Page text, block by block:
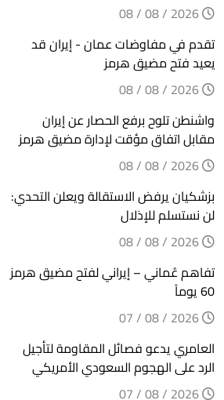
تقدم في مفاوضات عمان - إيران قد
يعيد فتح مضيق هرمز
واشنطن تلوح برفع الحصار عن إيران
مقابل اتفاق مؤقت لإدارة مضيق هرمز
بزشكيان يرفض الاستقالة ويعلن التحدي:
لن نستسلم للإذلال
تفاهم عُماني – إيراني لفتح مضيق هرمز
60 يوماً
العامري يدعو فصائل المقاومة لتأجيل
الرد على الهجوم السعودي الأمريكي